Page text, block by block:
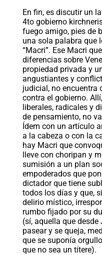
En fin, es discutir un
4to gobierno
fuego amigo, pies de
una sola palabra que
“Macri”. Ese Macri
diferencias sobre
propiedad privada y
angustiantes y
judicial, no encuentra
contra el gobierno.
liberales, radicales y
de pensamiento, no
Ídem con un artículo
a la cabeza o con la
hay Macri que
lleve con choripan y
sumisión a un plan
empoderados que
dictador que tiene
todos los días y que,
delirio místico,
rumbo fijado por su
(sí, aquella que
pasear y se queja,
que se suponía
que no sea un títere).